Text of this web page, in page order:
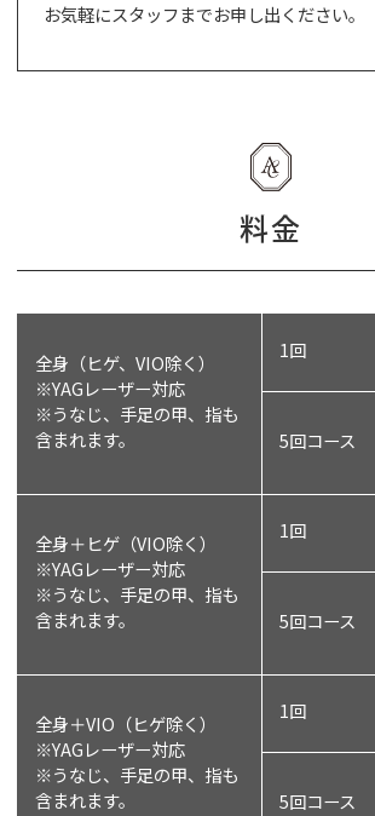
お気軽にスタッフまでお申し出ください。
料金
全身（ヒゲ、VIO除く）
※YAGレーザー対応
※うなじ、手足の甲、指も
含まれます。
1回
5回コース
全身＋ヒゲ（VIO除く）
※YAGレーザー対応
※うなじ、手足の甲、指も
含まれます。
1回
5回コース
全身＋VIO（ヒゲ除く）
※YAGレーザー対応
※うなじ、手足の甲、指も
含まれます。
1回
5回コース